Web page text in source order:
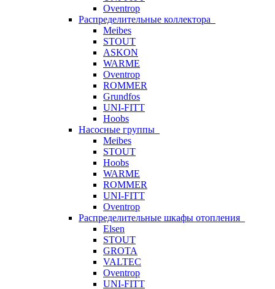
Oventrop
Распределительные коллектора
Meibes
STOUT
ASKON
WARME
Oventrop
ROMMER
Grundfos
UNI-FITT
Hoobs
Насосные группы
Meibes
STOUT
Hoobs
WARME
ROMMER
UNI-FITT
Oventrop
Распределительные шкафы отопления
Elsen
STOUT
GROTA
VALTEC
Oventrop
UNI-FITT